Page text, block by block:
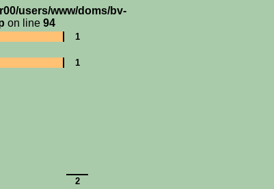
users/www/doms/bv-
on line 94
1
1
2